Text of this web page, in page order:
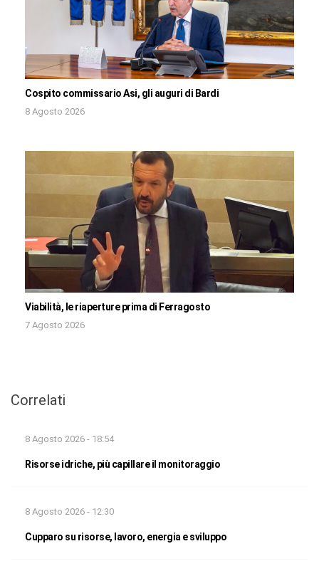
Cospito commissario Asi, gli auguri di Bardi
8 Agosto 2026
Viabilità, le riaperture prima di Ferragosto
7 Agosto 2026
Correlati
8 Agosto 2026 - 18:54
Risorse idriche, più capillare il monitoraggio
8 Agosto 2026 - 12:30
Cupparo su risorse, lavoro, energia e sviluppo